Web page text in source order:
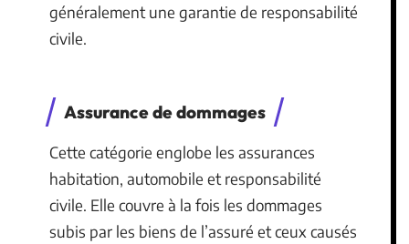
généralement une garantie de responsabilité
civile.
Assurance de dommages
Cette catégorie englobe les assurances
habitation, automobile et responsabilité
civile. Elle couvre à la fois les dommages
subis par les biens de l’assuré et ceux causés